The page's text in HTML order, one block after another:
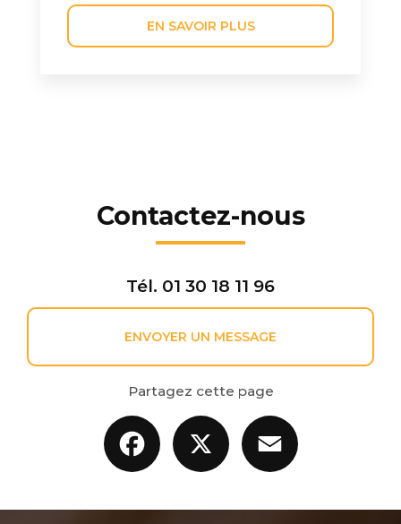
EN SAVOIR PLUS
Contactez-nous
Tél. 01 30 18 11 96
ENVOYER UN MESSAGE
Partagez cette page
Facebook